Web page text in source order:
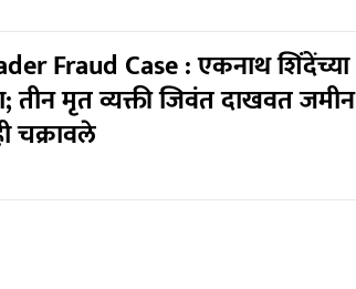
Fraud Case : एकनाथ शिंदेंच्या
तीन मृत व्यक्ती जिवंत दाखवत जमीन
चक्रावले